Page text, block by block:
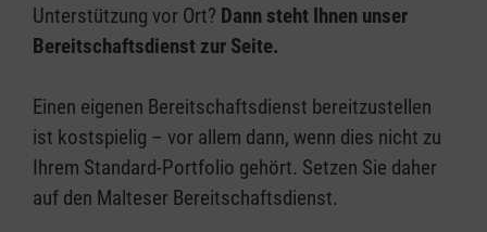
Unterstützung vor Ort? Dann steht Ihnen unser
Bereitschaftsdienst zur Seite.
Einen eigenen Bereitschaftsdienst bereitzustellen
ist kostspielig – vor allem dann, wenn dies nicht zu
Ihrem Standard-Portfolio gehört. Setzen Sie daher
auf den Malteser Bereitschaftsdienst.